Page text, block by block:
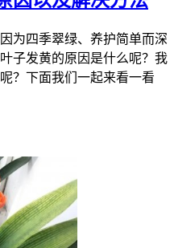
为四季翠绿、养护简单而深
子发黄的原因是什么呢？我
？下面我们一起来看一看